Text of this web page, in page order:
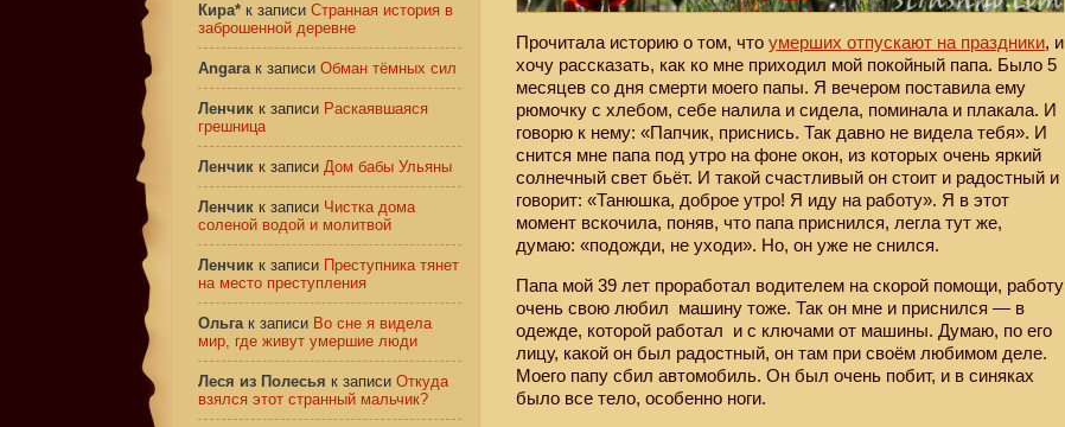
Прочитала историю о том, чтоумерших отпускают на праздники, и
хочу рассказать, как ко мне приходил мой покойный папа. Было 5
месяцев со дня смерти моего папы. Я вечером поставила ему
рюмочку с хлебом, себе налила и сидела, поминала и плакала. И
говорю к нему: «Папчик, приснись. Так давно не видела тебя». И
снится мне папа под утро на фоне окон, из которых очень яркий
солнечный свет бьёт. И такой счастливый он стоит и радостный и
говорит: «Танюшка, доброе утро! Я иду на работу». Я в этот
момент вскочила, поняв, что папа приснился, легла тут же,
думаю: «подожди, не уходи». Но, он уже не снился.
Папа мой 39 лет проработал водителем на скорой помощи, работу
очень свою любил машину тоже. Так он мне и приснился — в
одежде, которой работал и с ключами от машины. Думаю, по его
лицу, какой он был радостный, он там при своём любимом деле.
Моего папу сбил автомобиль. Он был очень побит, и в синяках
было все тело, особенно ноги.
Кира* к записи Странная история в
заброшенной деревне
Angaraк записи Обман тёмных сил
Ленчик к записи Раскаявшаяся
грешница
Ленчик к записи Дом бабы Ульяны
Ленчик к записи Чистка дома
соленой водой и молитвой
Ленчик к записи Преступника тянет
на место преступления
Ольгак записи Во сне я видела
мир, где живут умершие люди
Леся из Полесья к записи Откуда
взялся этот странный мальчик?